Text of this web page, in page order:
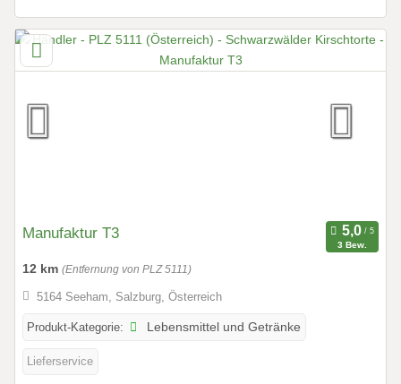
Manufaktur T3
3 Bew.
12 km (Entfernung von PLZ 5111)
5164 Seeham, Salzburg, Österreich
Produkt-Kategorie: Lebensmittel und Getränke
Lieferservice